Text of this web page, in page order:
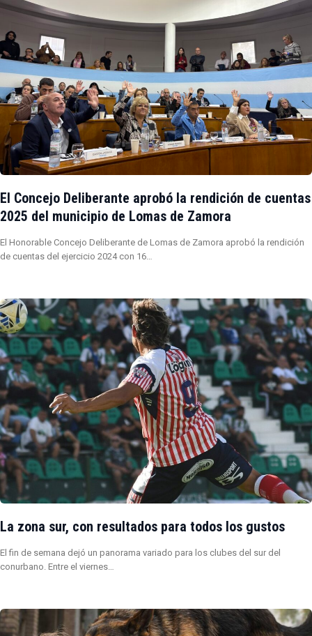
El Concejo Deliberante aprobó la rendición de cuentas
2025 del municipio de Lomas de Zamora
El Honorable Concejo Deliberante de Lomas de Zamora aprobó la rendición
de cuentas del ejercicio 2024 con 16…
La zona sur, con resultados para todos los gustos
El fin de semana dejó un panorama variado para los clubes del sur del
conurbano. Entre el viernes…